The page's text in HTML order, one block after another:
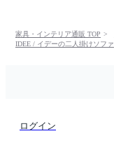
家具・インテリア通販 TOP
IDEE / イデーの二人掛けソファ
ログイン